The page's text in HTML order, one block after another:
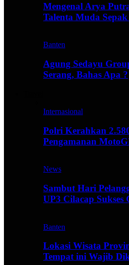
Mengenal Arya
Talenta Muda
Banten
Agung Sedayu
Serang, Bahas Apa ?
Internasional
Polri Kerahkan
Pengamanan
News
Sambut Hari
UP3 Cilacap
Banten
Lokasi Wisata
Tempat ini Wajib